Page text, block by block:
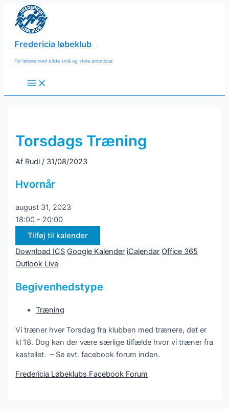
indholdet
Fredericia løbeklub
For løbere med både små og store ambitione
Main
Menu
Torsdags Træning
Af Rudi/ 31/08/2023
Hvornår
august 31, 2023
18:00 - 20:00
Tilføj til kalender
Download ICS Google Kalender iCalendar Office 365
Outlook Live
Begivenhedstype
Træning
Vi træner hver Torsdag fra klubben med trænere, det er
kl 18. Dog kan der være særlige tilfælde hvor vi træner fra
kastellet. – Se evt. facebook forum inden.
Fredericia Løbeklubs Facebook Forum